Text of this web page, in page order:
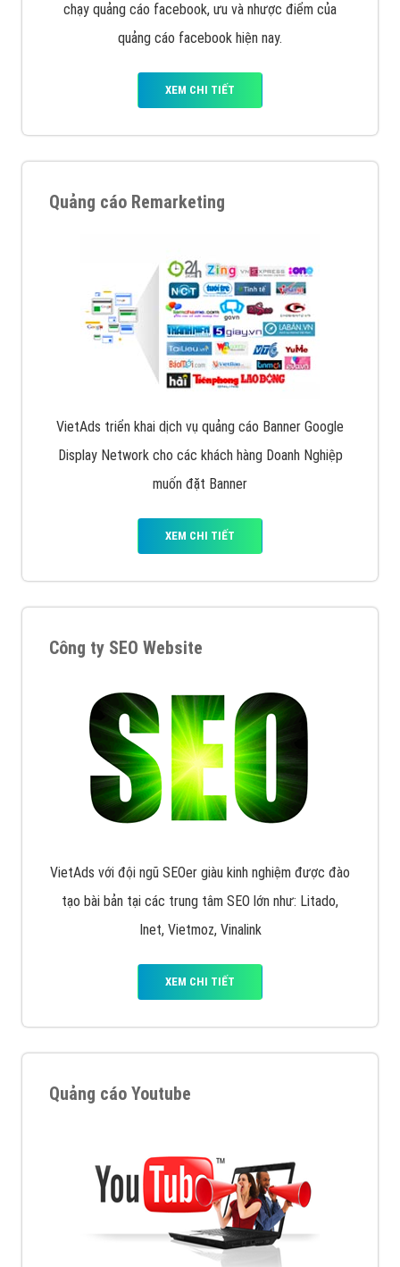
chạy quảng cáo facebook, ưu và nhược điểm của
quảng cáo facebook hiện nay.
XEM CHI TIẾT
Quảng cáo Remarketing
VietAds triển khai dịch vụ quảng cáo Banner Google
Display Network cho các khách hàng Doanh Nghiệp
muốn đặt Banner
XEM CHI TIẾT
Công ty SEO Website
VietAds với đội ngũ SEOer giàu kinh nghiệm được đào
tạo bài bản tại các trung tâm SEO lớn như: Litado,
Inet, Vietmoz, Vinalink
XEM CHI TIẾT
Quảng cáo Youtube